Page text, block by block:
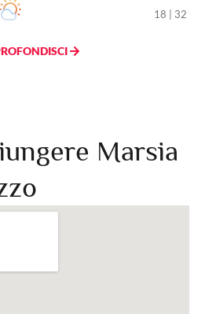
18 | 32
Marsia